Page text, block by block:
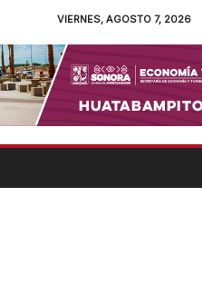
VIERNES, AGOSTO 7, 2026